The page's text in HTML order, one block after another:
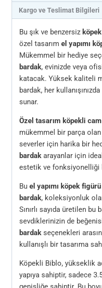
Kargo ve Teslimat Bilgileri
Bu şık ve benzersiz
özel tasarım el yapımı
Mükemmel bir hediye
bardak, evinizde veya
katacak. Yüksek kaliteli
bardak, her
sunar.
Özel tasarım köpekli
mükemmel bir parça olan
severler için harika bir
bardak arayanlar için
estetik ve fonksiyonelliği
Bu el yapımı köpek figürü
bardak, koleksiyonluk
Sınırlı sayıda üretilen
sevdiklerinizin de
bardak seçenekleri
kullanışlı bir tasarıma
Köpekli Biblo, yükseklik
yapıya sahiptir, sadece